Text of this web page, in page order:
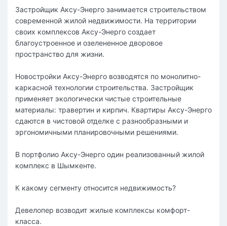
Застройщик Аксу-Энерго занимается строительством
современной жилой недвижимости. На территории
своих комплексов Аксу-Энерго создает
благоустроенное и озелененное дворовое
пространство для жизни.
Новостройки Аксу-Энерго возводятся по монолитно-
каркасной технологии строительства. Застройщик
применяет экологически чистые строительные
материалы: травертин и кирпич. Квартиры Аксу-Энерго
сдаются в чистовой отделке с разнообразными и
эргономичными планировочными решениями.
В портфолио Аксу-Энерго один реализованный жилой
комплекс в Шымкенте.
К какому сегменту относится недвижимость?
Девелопер возводит жилые комплексы комфорт-
класса.